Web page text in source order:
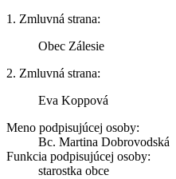
1. Zmluvná strana:
Obec Zálesie
2. Zmluvná strana:
Eva Koppová
Meno podpisujúcej osoby:
Bc. Martina Dobrovodská
Funkcia podpisujúcej osoby:
starostka obce